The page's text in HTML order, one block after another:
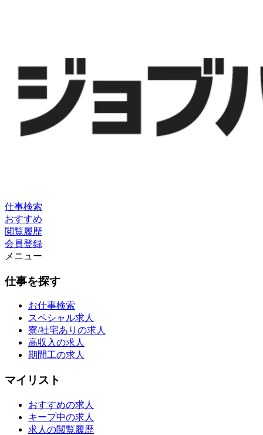
仕事検索
おすすめ
閲覧履歴
会員登録
メニュー
仕事を探す
お仕事検索
スペシャル求人
寮/社宅ありの求人
高収入の求人
期間工の求人
マイリスト
おすすめの求人
キープ中の求人
求人の閲覧履歴